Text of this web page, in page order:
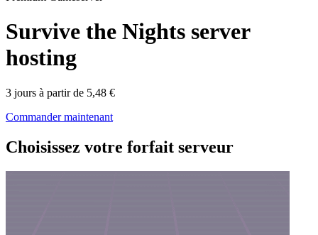
Survive the Nights server
hosting
3 jours à partir de 5,48 €
Commander maintenant
Choisissez votre forfait serveur